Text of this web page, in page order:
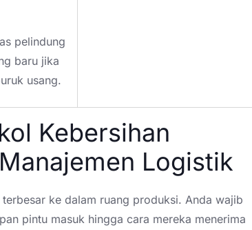
pelindung
baru jika
usang.
Kebersihan
Logistik
ke dalam ruang produksi. Anda wajib
pintu masuk hingga cara mereka menerima